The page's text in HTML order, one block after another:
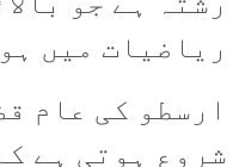
ریاضیات میں
ارسطو کی عام
شروع ہوتی ہے